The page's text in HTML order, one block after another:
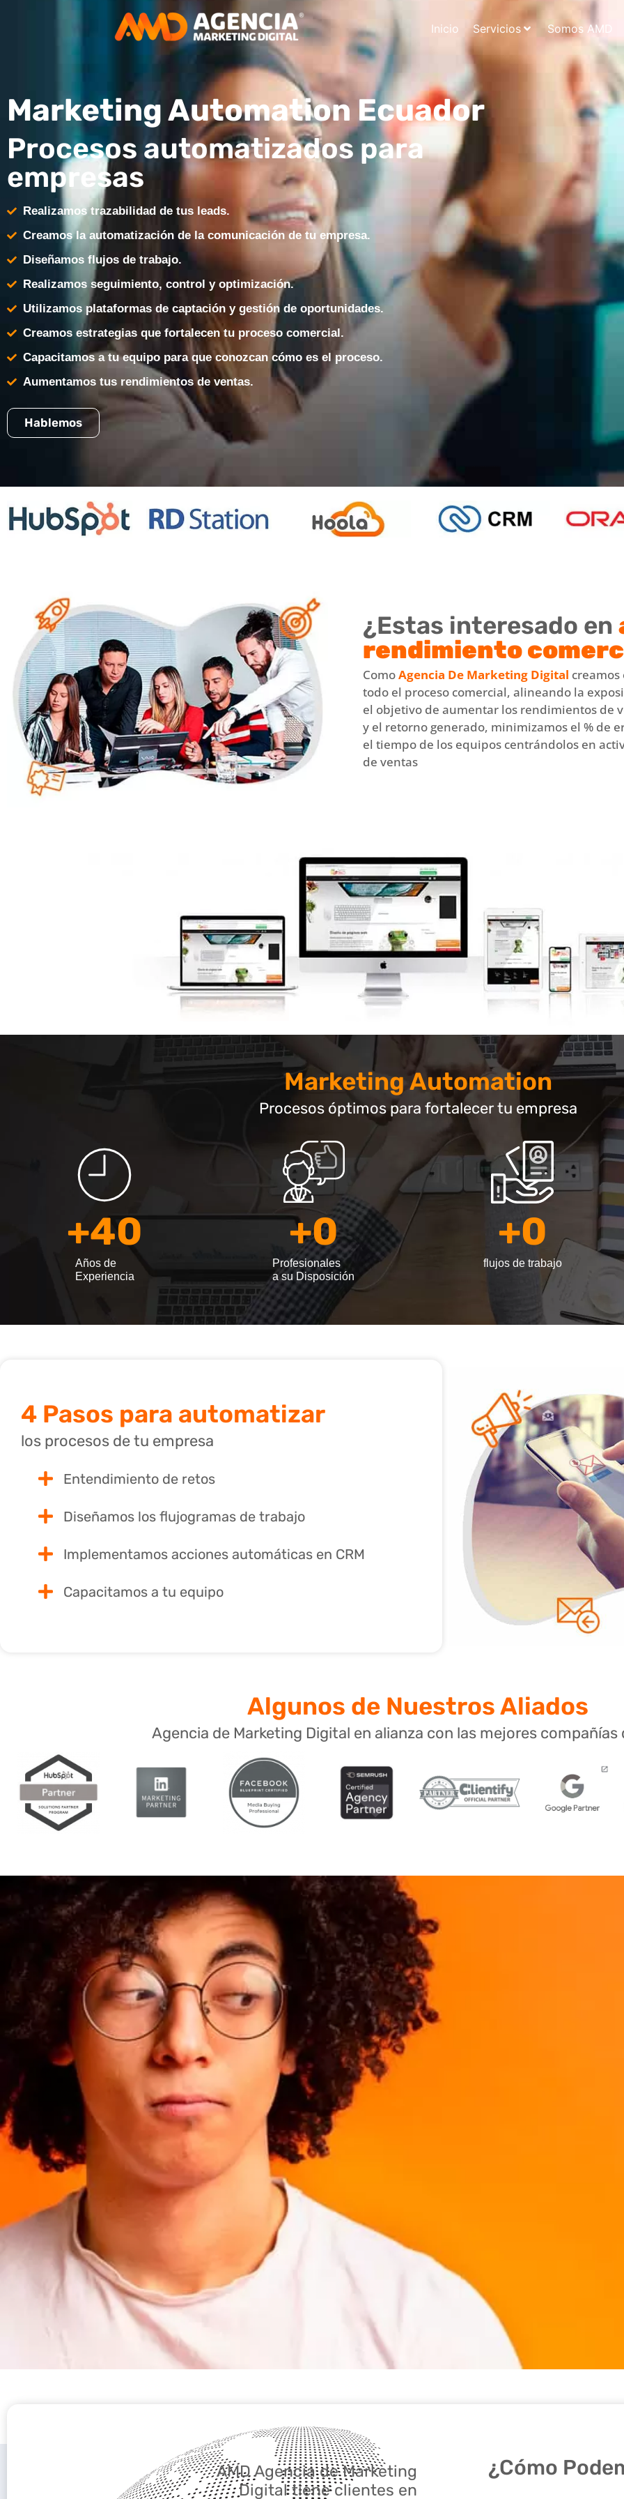
Inicio Servicios Somos AMD
Marketing Automation Ecuador
Procesos automatizados para
empresas
Realizamos trazabilidad de tus leads.
Creamos la automatización de la comunicación de tu empresa.
Diseñamos flujos de trabajo.
Realizamos seguimiento, control y optimización.
Utilizamos plataformas de captación y gestión de oportunidades.
Creamos estrategias que fortalecen tu proceso comercial.
Capacitamos a tu equipo para que conozcan cómo es el proceso.
Aumentamos tus rendimientos de ventas.
Hablemos
¿Estas interesado en
rendimiento
ComoAgencia De Marketing Digital
todo el proceso comercial, alineando la
el objetivo de aumentar los rendimientos de
y el retorno generado, minimizamos el % de
el tiempo de los equipos centrándolos en
de ventas
Marketing Automation
Procesos óptimos para fortalecer tu empresa​
Años de
Experiencia
+40
Profesionales
a su Disposición
+0
flujos de trabajo
+0
4 Pasos para automatizar​
los procesos de tu empresa
Entendimiento de retos
Diseñamos los flujogramas de trabajo
Implementamos acciones automáticas en CRM
Capacitamos a tu equipo
Algunos de Nuestros Aliados
Agencia de Marketing Digital en alianza con las mejores compañías
AMD Agencia de Marketing
Digital tiene clientes en
¿Cómo